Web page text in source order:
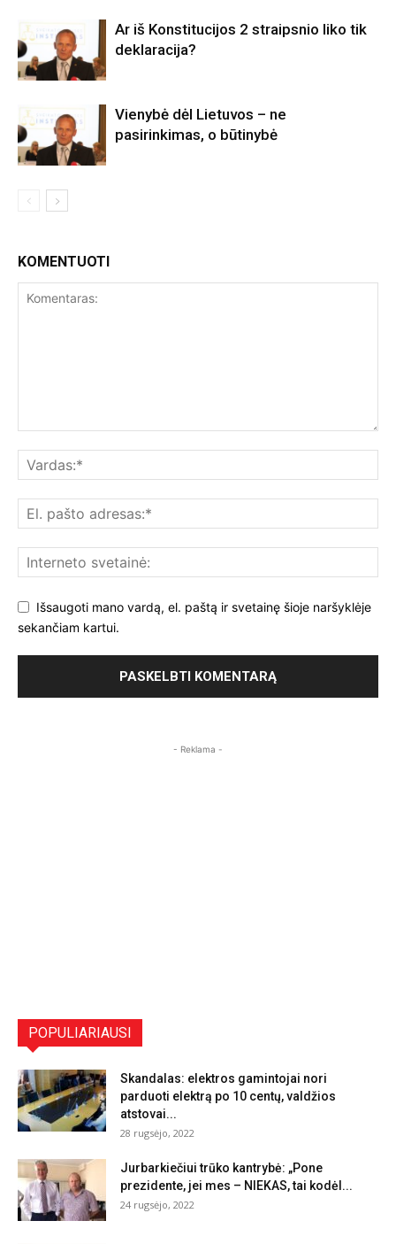
Ar iš Konstitucijos 2 straipsnio liko tik
deklaracija?
Vienybė dėl Lietuvos – ne
pasirinkimas, o būtinybė
KOMENTUOTI
Išsaugoti mano vardą, el. paštą ir svetainę šioje naršyklėje
sekančiam kartui.
- Reklama -
POPULIARIAUSI
Skandalas: elektros gamintojai nori
parduoti elektrą po 10 centų, valdžios
atstovai...
28 rugsėjo, 2022
Jurbarkiečiui trūko kantrybė: „Pone
prezidente, jei mes – NIEKAS, tai kodėl...
24 rugsėjo, 2022